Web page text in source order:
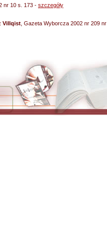
nr 10 s. 173 - szczegóły
Villqist , Gazeta Wyborcza 2002 nr 209 nr